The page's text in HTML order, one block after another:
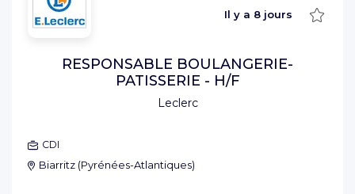
Leclerc
Il y a 8 jours
RESPONSABLE BOULANGERIE-
PATISSERIE - H/F
CDI
Biarritz (Pyrénées-Atlantiques)